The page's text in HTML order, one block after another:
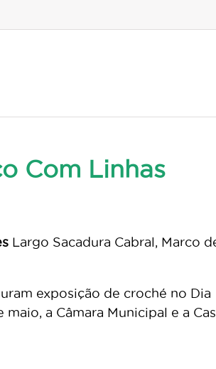
Com Linhas
Largo Sacadura Cabral, Marco
exposição de croché no Dia
a Câmara Municipal e a